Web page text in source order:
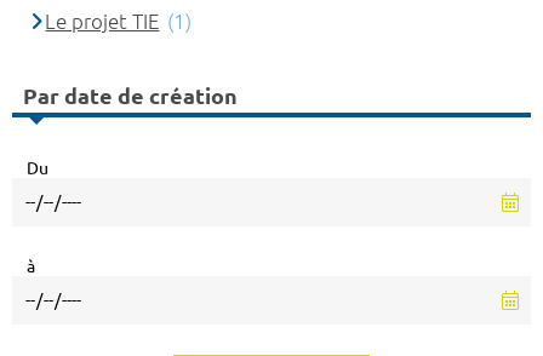
Le projet TIE (1)
Par date de création
Du
à